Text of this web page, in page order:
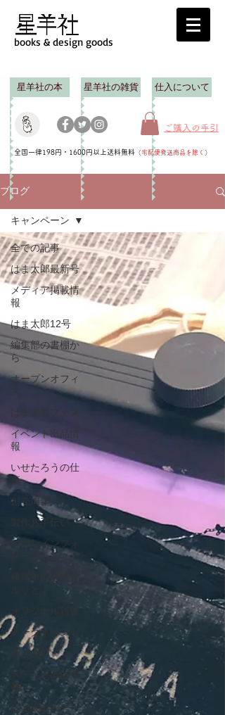
books & design goods
星羊社の本 星羊社の雑貨 仕入について
ご購入の手引
全国一律198円・1600円以上送料無料 （宅配便発送商品を除く ）
ブログ
全ての記事
はま太郎最新号
メディア掲載情
報
はま太郎12号
編集部の書棚か
ら
オープンオフィ
はま太郎フェス
イベント出品情
報
いせたろうの仕
事
創立周年
製作お手伝い
お得なインフォ
メーション
横濱市民酒場グ
オリジナル雑貨
トークイベント
めご太郎
メディア出演情
はま太郎11号
キャンペーン